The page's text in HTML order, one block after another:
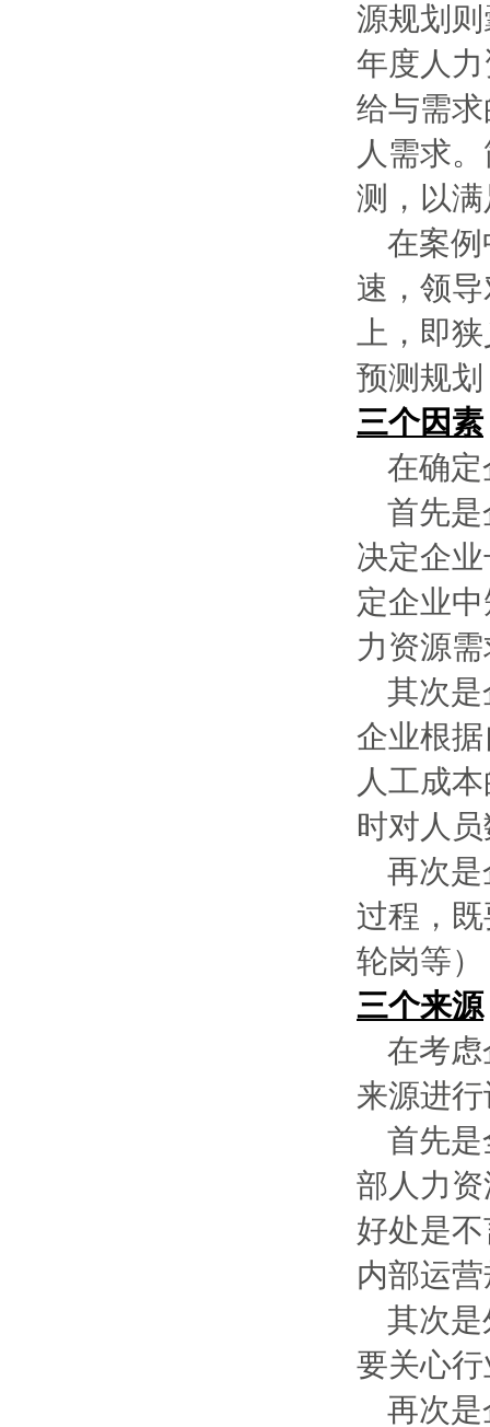
源规划
年度人
给与需
人需求
测，以
在案
速，领
上，即
预测规
三个因素
在确
首先
决定企
定企业
力资源
其次
企业根
人工成
时对人
再次
过程，
轮岗等
三个来源
在考
来源进
首先
部人力
好处是
内部运
其次
要关心
再次